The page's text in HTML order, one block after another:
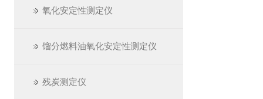
氧化安定性测定仪
馏分燃料油氧化安定性测定仪
残炭测定仪